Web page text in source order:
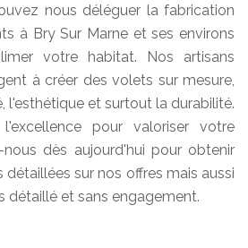
nous déléguer la fabrication
à Bry Sur Marne et ses environs
votre habitat. Nos artisans
à créer des volets sur mesure,
l'esthétique et surtout la durabilité.
pour valoriser votre
dès aujourd'hui pour obtenir
sur nos offres mais aussi
détaillé et sans engagement.